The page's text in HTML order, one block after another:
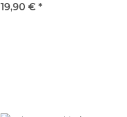
19,90 € *